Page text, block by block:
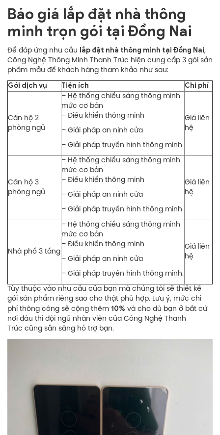
Báo giá lắp đặt nhà thông
minh trọn gói tại Đồng Nai
Để đáp ứng nhu cầu lắp đặt nhà thông minh tại Đồng Nai,
Công Nghệ Thông Minh Thanh Trúc hiện cung cấp 3 gói sản
phẩm mẫu để khách hàng tham khảo như sau:
Gói dịch vụ Tiện ích Chi phí
Căn hộ 2
phòng ngủ
– Hệ thống chiếu sáng thông minh
mức cơ bản
– Điều khiển thông minh
– Giải pháp an ninh cửa
– Giải pháp truyền hình thông minh
Giá liên
hệ
Căn hộ 3
phòng ngủ
– Hệ thống chiếu sáng thông minh
mức cơ bản
– Điều khiển thông minh
– Giải pháp an ninh cửa
– Giải pháp truyền hình thông minh
Giá liên
hệ
Nhà phố 3 tầng
– Hệ thống chiếu sáng thông minh
mức cơ bản
– Điều khiển thông minh
– Giải pháp an ninh cửa
– Giải pháp truyền hình thông minh.
Giá liên
hệ
Tùy thuộc vào nhu cầu của bạn mà chúng tôi sẽ thiết kế
gói sản phẩm riêng sao cho thật phù hợp. Lưu ý, mức chi
phí thông công sẽ cộng thêm 10% và cho dù bạn ở bất cứ
nơi đâu thì đội ngũ nhân viên của Công Nghệ Thanh
Trúc cũng sẵn sàng hỗ trợ bạn.